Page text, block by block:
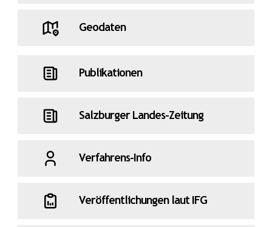
Geodaten
Publikationen
Salzburger Landes-Zeitung
Verfahrens-Info
Veröffentlichungen laut IFG